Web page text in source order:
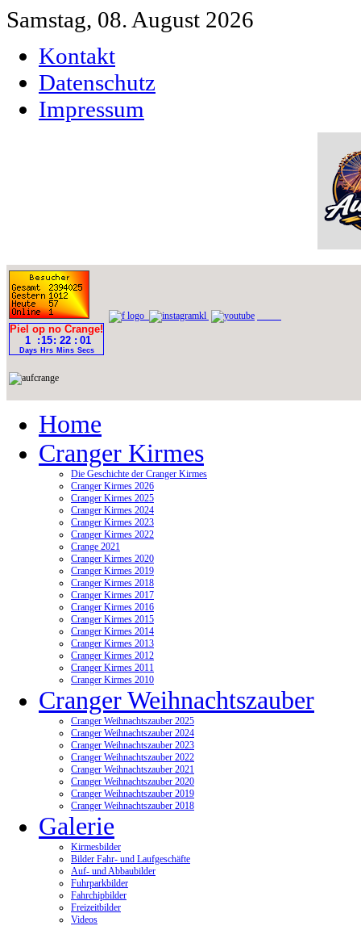
Samstag, 08. August 2026
Kontakt
Datenschutz
Impressum
Home
Cranger Kirmes
Die Geschichte der Cranger Kirmes
Cranger Kirmes 2026
Cranger Kirmes 2025
Cranger Kirmes 2024
Cranger Kirmes 2023
Cranger Kirmes 2022
Crange 2021
Cranger Kirmes 2020
Cranger Kirmes 2019
Cranger Kirmes 2018
Cranger Kirmes 2017
Cranger Kirmes 2016
Cranger Kirmes 2015
Cranger Kirmes 2014
Cranger Kirmes 2013
Cranger Kirmes 2012
Cranger Kirmes 2011
Cranger Kirmes 2010
Cranger Weihnachtszauber
Cranger Weihnachtszauber 2025
Cranger Weihnachtszauber 2024
Cranger Weihnachtszauber 2023
Cranger Weihnachtszauber 2022
Cranger Weihnachtszauber 2021
Cranger Weihnachtszauber 2020
Cranger Weihnachtszauber 2019
Cranger Weihnachtszauber 2018
Galerie
Kirmesbilder
Bilder Fahr- und Laufgeschäfte
Auf- und Abbaubilder
Fuhrparkbilder
Fahrchipbilder
Freizeitbilder
Videos